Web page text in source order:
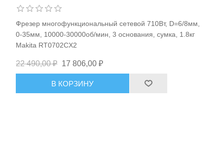
Фрезер многофункциональный сетевой 710Вт, D=6/8мм,
0-35мм, 10000-30000об/мин, 3 основания, сумка, 1.8кг
Makita RT0702CX2
22 490,00 ₽ 17 806,00 ₽
В КОРЗИНУ